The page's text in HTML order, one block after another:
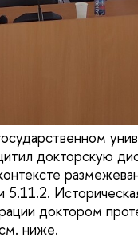
докторскую
5.11.2.
доктором
ниже.